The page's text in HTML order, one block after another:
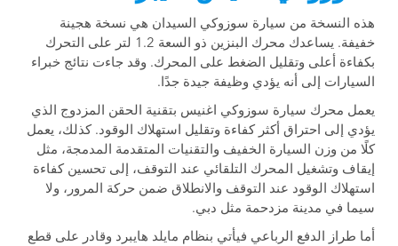
هذه النسخة من سيارة سوزوكي السيدان هي نسخة هجينة
خفيفة. يساعدك محرك البنزين ذو السعة 1.2 لتر على التحرك
بكفاءة أعلى وتقليل الضغط على المحرك. وقد جاءت نتائج خبراء
السيارات إلى أنه يؤدي وظيفة جيدة جدًا.
يعمل محرك سيارة سوزوكي اغنيس بتقنية الحقن المزدوج الذي
يؤدي إلى احتراق أكثر كفاءة وتقليل استهلاك الوقود. كذلك، يعمل
كلًا من وزن السيارة الخفيف والتقنيات المتقدمة المدمجة، مثل
إيقاف وتشغيل المحرك التلقائي عند التوقف، إلى تحسين كفاءة
استهلاك الوقود عند التوقف والانطلاق ضمن حركة المرور، ولا
سيما في مدينة مزدحمة مثل دبي.
أما طراز الدفع الرباعي فيأتي بنظام مايلد هايبرد وقادر على قطع